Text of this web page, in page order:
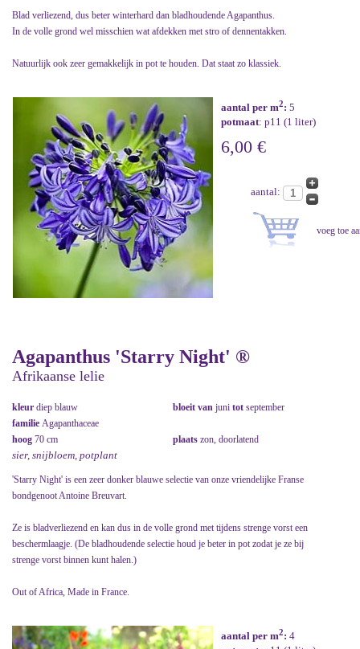
Blad verliezend, dus beter winterhard dan bladhoudende Agapanthus.
In de volle grond wel misschien wat afdekken met stro of dennentakken.
Natuurlijk ook zeer gemakkelijk in pot te houden. Dat staat zo klassiek.
aantal per m2: 5
potmaat: p11 (1 liter)
6,00 €
aantal:
Agapanthus 'Starry Night' ®
Afrikaanse lelie
kleur diep blauw bloeit van juni tot september
familie Agapanthaceae
hoog 70 cm plaats zon, doorlatend
sier, snijbloem, potplant
'Starry Night' is een zeer donker blauwe selectie van onze vriendelijke Franse
bondgenoot Antoine Breuvart.
Ze is bladverliezend en kan dus in de volle grond met tijdens strenge vorst een
beschermlaagje. (De bladhoudende selectie houd je beter in pot zodat je ze bij
strenge vorst binnen kunt halen.)
Out of Africa, Made in France.
aantal per m2: 4